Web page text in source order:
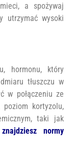
a spożywaj
utrzymać wysoki
hormonu, który
tłuszczu w
w połączeniu ze
poziom kortyzolu,
taki jak
normy